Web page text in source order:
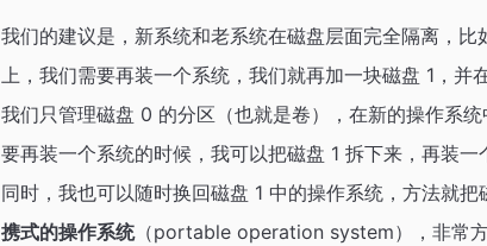
我们的建议是，新系统和老系统在磁盘层面完全隔离，
上，我们需要再装一个系统，我们就再加一块磁盘 1，并
我们只管理磁盘 0 的分区（也就是卷），在新的操作系
要再装一个系统的时候，我可以把磁盘 1 拆下来，再装
同时，我也可以随时换回磁盘 1 中的操作系统，方法就
携式的操作系统（portable operation system），非常